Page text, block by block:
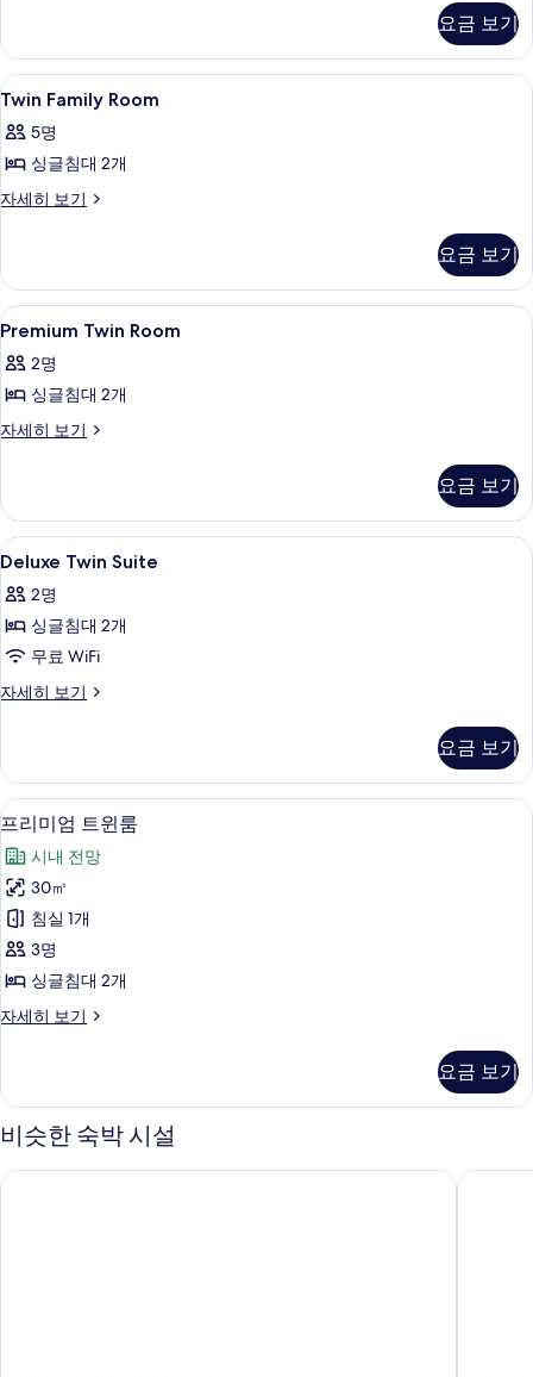
보
기
자
세
히
기
요금 보기
Twin
Family
Room
사
진
보
기
객실 내 금고, 암막 커튼, 방음 설비, 무
8
Twin Family Room
5명
싱글침대 2개
자세히 보기
Twin
세
히
보
요금 보기
Premium
Twin
Room
사
진
보
기
객실 내 금고, 암막 커튼, 방음 설비, 무
5
Premium Twin Room
2명
싱글침대 2개
자세히 보기
Premium
세
히
보
요금 보기
Deluxe
Twin
Suite
사
진
모
기
객실 내 금고, 암막 커튼, 방음 설비, 무
6
Deluxe Twin Suite
2명
싱글침대 2개
무료 WiFi
자세히 보기
Deluxe
세
히
보
요금 보기
프
리
미
엄
트
윈
룸
사
모
두
보
기
프리미엄 트윈룸 | 객실 내 금고, 암막
5
프리미엄 트윈룸
시내 전망
30㎡
침실 1개
3명
싱글침대 2개
자세히 보기
프
트
룸
세
요금 보기
비슷한 숙박 시설
네스트 호텔 나하 쿠모지 도큐스